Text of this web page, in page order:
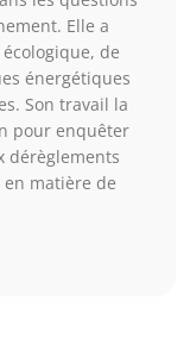
Elle a
de
énergétiques
Son travail la
pour enquêter
dérèglements
matière de